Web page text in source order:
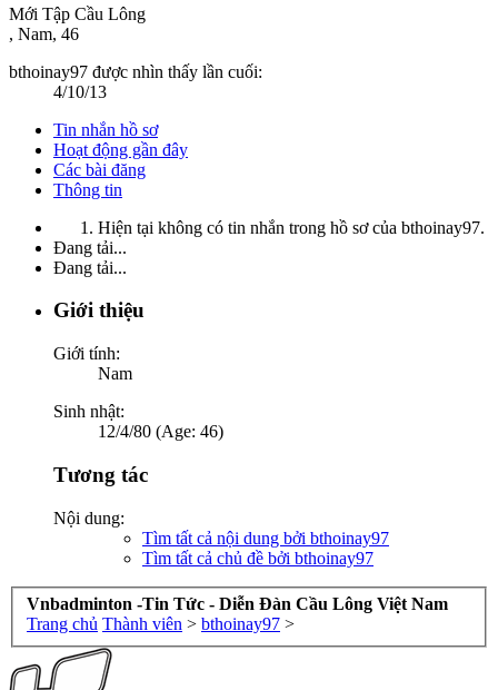
Mới Tập Cầu Lông
, Nam, 46
bthoinay97 được nhìn thấy lần cuối:
4/10/13
Tin nhắn hồ sơ
Hoạt động gần đây
Các bài đăng
Thông tin
Hiện tại không có tin nhắn trong hồ sơ của bthoinay97.
Đang tải...
Đang tải...
Giới thiệu
Giới tính:
Nam
Sinh nhật:
12/4/80 (Age: 46)
Tương tác
Nội dung:
Tìm tất cả nội dung bởi bthoinay97
Tìm tất cả chủ đề bởi bthoinay97
Vnbadminton -Tin Tức - Diễn Đàn Cầu Lông Việt Nam
Trang chủ Thành viên > bthoinay97 >